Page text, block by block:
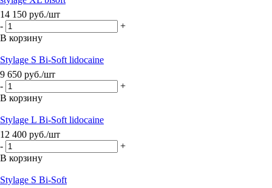
14 150 руб./шт
-
+
В корзину
Stylage S Bi-Soft lidocaine
9 650 руб./шт
-
+
В корзину
Stylage L Bi-Soft lidocaine
12 400 руб./шт
-
+
В корзину
Stylage S Bi-Soft